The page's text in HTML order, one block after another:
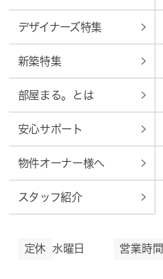
デザイナーズ特集
新築特集
部屋まる。とは
安心サポート
物件オーナー様へ
スタッフ紹介
定休 水曜日 営業時間